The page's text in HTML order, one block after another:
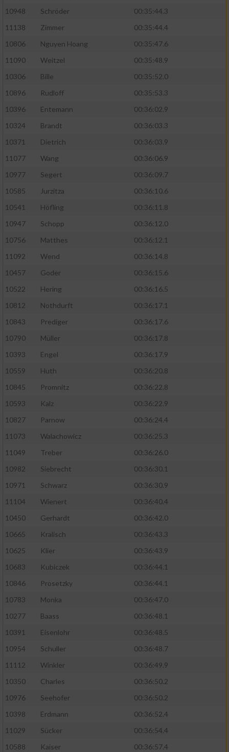
10948
Schröder
00:35:44.3
11138
Zimmer
00:35:44.4
10806
Nguyen Hoang
00:35:47.6
11090
Weitzel
00:35:48.9
10306
Bille
00:35:52.0
10896
Rudloff
00:35:53.3
10396
Entemann
00:36:02.9
10324
Brandt
00:36:03.3
10371
Dietrich
00:36:03.9
11077
Wang
00:36:06.9
10977
Segert
00:36:09.7
10585
Jurzitza
00:36:10.6
10541
Höfling
00:36:11.8
10947
Schopp
00:36:12.0
10756
Matthes
00:36:12.1
11092
Wend
00:36:14.8
10457
Goder
00:36:15.6
10522
Hering
00:36:16.5
10812
Nothdurft
00:36:17.1
10843
Prediger
00:36:17.6
10790
Müller
00:36:17.8
10393
Engel
00:36:17.9
10559
Huth
00:36:20.8
10845
Promnitz
00:36:22.8
10593
Kalz
00:36:22.9
10827
Parnow
00:36:24.4
11073
Walachowicz
00:36:25.3
11049
Treber
00:36:26.0
10982
Siebrecht
00:36:30.1
10971
Schwarz
00:36:30.9
11104
Wienert
00:36:40.4
10450
Gerhardt
00:36:42.0
10665
Kralisch
00:36:43.3
10625
Klier
00:36:43.9
10683
Kubiczek
00:36:44.1
10846
Prosetzky
00:36:44.1
10783
Monka
00:36:47.0
10277
Baass
00:36:48.1
10391
Eisenlohr
00:36:48.5
10954
Schuller
00:36:48.7
11112
Winkler
00:36:49.9
10350
Charles
00:36:50.2
10976
Seehofer
00:36:50.2
10398
Erdmann
00:36:52.4
11029
Sücker
00:36:54.4
10588
Kaiser
00:36:57.4